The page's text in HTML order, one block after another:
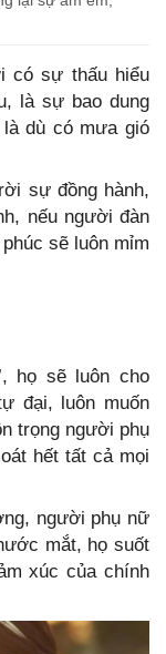
có sự thấu hiểu
là sự bao dung
dù có mưa gió
sự đồng hành,
nếu người đàn
sẽ luôn mỉm
họ sẽ luôn cho
đại, luôn muốn
trọng người phụ
hết tất cả mọi
người phụ nữ
mắt, họ suốt
xúc của chính